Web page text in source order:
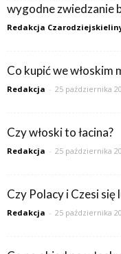
wygodne zwiedzanie
Redakcja
Co kupić we włoskim
Redakcja - 25 października
Czy włoski to łacina?
Redakcja - 25 października
Czy Polacy i Czesi się
Redakcja - 25 października